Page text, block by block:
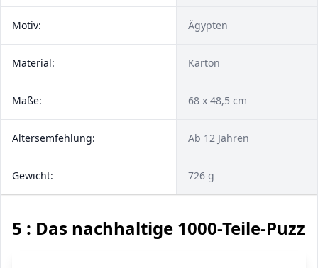
Motiv: Ägypten
Material: Karton
Maße: 68 x 48,5 cm
Altersemfehlung: Ab 12 Jahren
Gewicht: 726 g
5 : Das nachhaltige 1000-Teile-